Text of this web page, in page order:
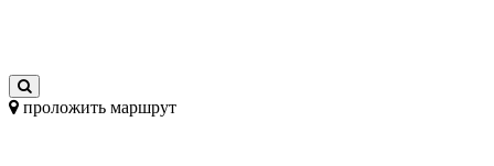
проложить маршрут